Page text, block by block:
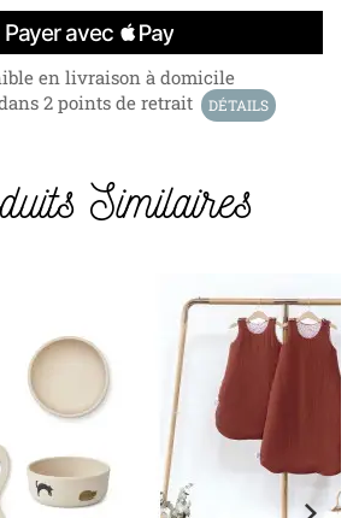
en livraison à domicile
2 points de retrait
DÉTAILS
Similaires